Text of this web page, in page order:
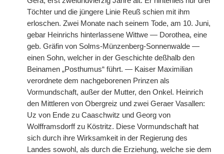
Töchter und die jüngere Linie Reuß schien mit ihm
erloschen. Zwei Monate nach seinem Tode, am 10. Juni,
gebar Heinrichs hinterlassene Wittwe — Dorothea, eine
geb. Gräfin von Solms-Münzenberg-Sonnenwalde —
einen Sohn, welcher in der Geschichte deßhalb den
Beinamen „Posthumus“ führt. — Kaiser Maximilian
verordnete dem nachgeborenen Prinzen als
Vormundschaft, außer der Mutter, den Onkel. Heinrich
den Mittleren von Obergreiz und zwei Geraer Vasallen:
Uz von Ende zu Caaschwitz und Georg von
Wolfframsdorff zu Köstritz. Diese Vormundschaft hat
sich durch ihre Wirksamkeit in der Regierung des
Landes sowohl, als durch die Erziehung, welche sie dem